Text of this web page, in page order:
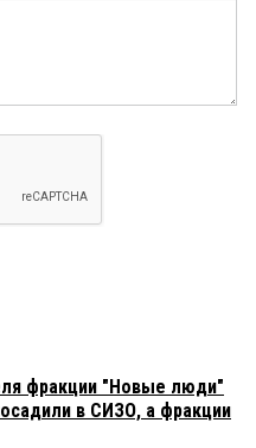
фракции "Новые люди"
в СИЗО, а фракции